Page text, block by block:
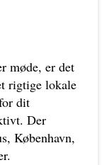
møde, er det
rigtige lokale
dit
Der
København,